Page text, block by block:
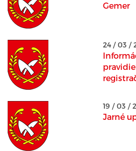
Gemer
24 / 03 /
19 / 03 /
Jarné